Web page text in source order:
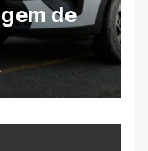
de